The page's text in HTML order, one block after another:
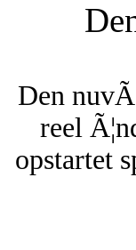
Den
reel
opstartet